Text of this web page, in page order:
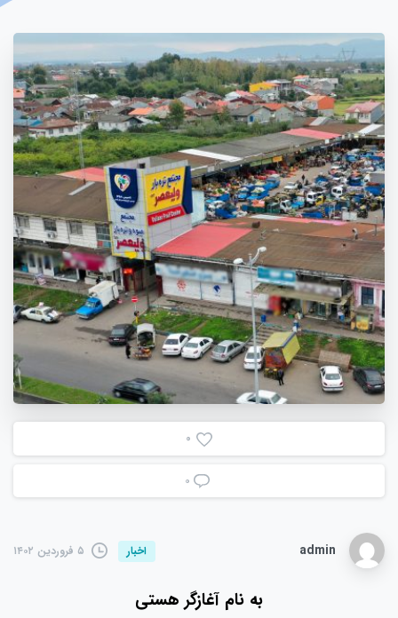
0
۰
admin اخبار ۵ فروردین ۱۴۰۲
به نام آغازگر هستی